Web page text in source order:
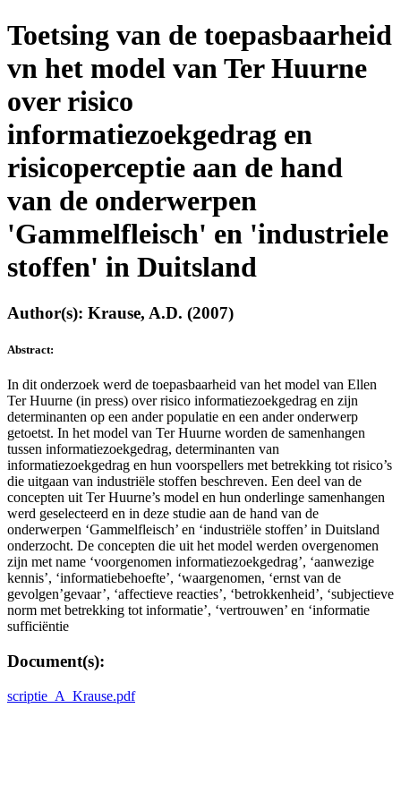
Toetsing van de toepasbaarheid
vn het model van Ter Huurne
over risico
informatiezoekgedrag en
risicoperceptie aan de hand
van de onderwerpen
'Gammelfleisch' en 'industriele
stoffen' in Duitsland
Author(s): Krause, A.D. (2007)
Abstract:
In dit onderzoek werd de toepasbaarheid van het model van Ellen
Ter Huurne (in press) over risico informatiezoekgedrag en zijn
determinanten op een ander populatie en een ander onderwerp
getoetst. In het model van Ter Huurne worden de samenhangen
tussen informatiezoekgedrag, determinanten van
informatiezoekgedrag en hun voorspellers met betrekking tot risico’s
die uitgaan van industriële stoffen beschreven. Een deel van de
concepten uit Ter Huurne’s model en hun onderlinge samenhangen
werd geselecteerd en in deze studie aan de hand van de
onderwerpen ‘Gammelfleisch’ en ‘industriële stoffen’ in Duitsland
onderzocht. De concepten die uit het model werden overgenomen
zijn met name ‘voorgenomen informatiezoekgedrag’, ‘aanwezige
kennis’, ‘informatiebehoefte’, ‘waargenomen, ‘ernst van de
gevolgen’gevaar’, ‘affectieve reacties’, ‘betrokkenheid’, ‘subjectieve
norm met betrekking tot informatie’, ‘vertrouwen’ en ‘informatie
sufficiëntie
Document(s):
scriptie_A_Krause.pdf